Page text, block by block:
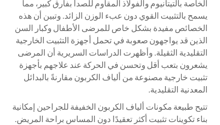
الخاصة بالتيتانيوم والفولاذ المقاوم للصدأ بفارق كبير، مما
يسمح بالتثبيت القوي دون عبء الوزن الزائد. وتبين أن هذه
الخصائص مفيدة بشكل خاص للمرضى الأطفال وكبار السن
الذين قد يواجهون صعوبة في تحمل أجهزة التثبيت الخارجية
التقليدية الثقيلة. وأظهرت الدراسات السريرية أن المرضى
يشعرون بتعب أقل وتحسن في الحركة عند علاجهم بأجهزة
تثبيت خارجية مصنوعة من ألياف الكربون مقارنةً بالبدائل
المعدنية التقليدية.
تتيح طبيعة مكونات ألياف الكربون الخفيفة للجراحين إمكانية
بناء تكوينات تثبيت أكثر تعقيدًا دون المساس براحة المريض.